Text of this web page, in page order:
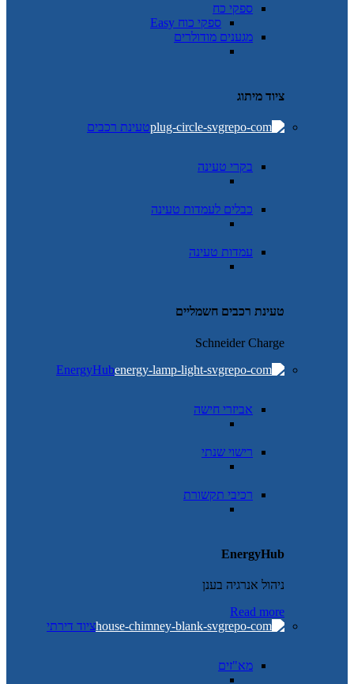
ספקי כח
ספקי כוח Easy
מגענים מודולרים
ציוד מיתוג
טעינת רכבים
בקרי טעינה
כבלים לעמדות טעינה
עמדות טעינה
טעינת רכבים חשמליים
Schneider Charge
EnergyHub
אביזרי חישה
רישוי שנתי
רכיבי תקשורת
EnergyHub
ניהול אנרגיה בענן
Read more
ציוד דירתי
מא"זים